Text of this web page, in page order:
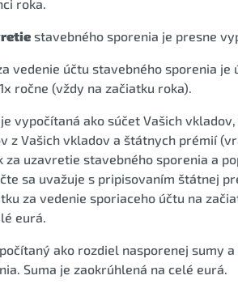
roka.
stavebného sporenia je presne
vedenie účtu stavebného sporenia
ročne (vždy na začiatku roka).
je vypočítaná ako súčet Vašich
z Vašich vkladov a štátnych prémií
za uzavretie stavebného sporenia a
sa uvažuje s pripisovaním štátnej
za vedenie sporiaceho účtu na
eurá.
ako rozdiel nasporenej sumy
Suma je zaokrúhlená na celé eurá.